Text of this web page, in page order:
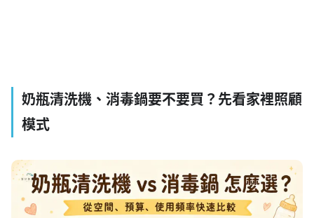
奶瓶清洗機、消毒鍋要不要買？先看家裡照顧
模式